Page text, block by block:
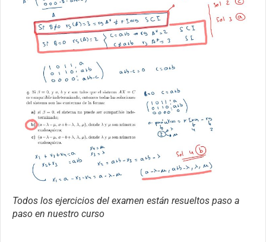
Todos los ejercicios del examen están resueltos paso a
paso en nuestro curso